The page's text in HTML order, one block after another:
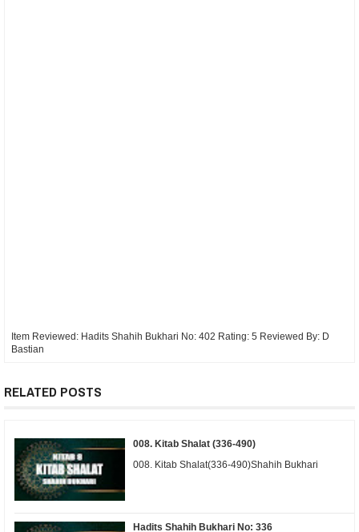
Item Reviewed: Hadits Shahih Bukhari No: 402 Rating: 5 Reviewed By: D
Bastian
RELATED POSTS
008. Kitab Shalat (336-490)
008. Kitab Shalat(336-490)Shahih Bukhari
Hadits Shahih Bukhari No: 336